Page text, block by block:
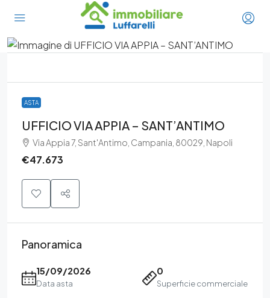
ASTA
UFFICIO VIA APPIA – SANT’ANTIMO
Via Appia 7, Sant'Antimo, Campania, 80029, Napoli
€47.673
Panoramica
15/09/2026
Data asta
0
Superficie commerciale